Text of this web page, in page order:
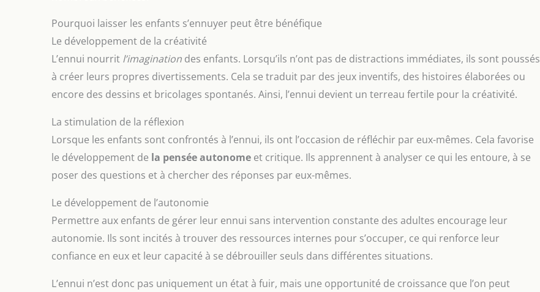
Pourquoi laisser les enfants s’ennuyer peut être bénéfique
Le développement de la créativité
L’ennui nourrit l’imagination des enfants. Lorsqu’ils n’ont pas de distractions immédiates, ils sont poussés
à créer leurs propres divertissements. Cela se traduit par des jeux inventifs, des histoires élaborées ou
encore des dessins et bricolages spontanés. Ainsi, l’ennui devient un terreau fertile pour la créativité.
La stimulation de la réflexion
Lorsque les enfants sont confrontés à l’ennui, ils ont l’occasion de réfléchir par eux-mêmes. Cela favorise
le développement de la pensée autonome et critique. Ils apprennent à analyser ce qui les entoure, à se
poser des questions et à chercher des réponses par eux-mêmes.
Le développement de l’autonomie
Permettre aux enfants de gérer leur ennui sans intervention constante des adultes encourage leur
autonomie. Ils sont incités à trouver des ressources internes pour s’occuper, ce qui renforce leur
confiance en eux et leur capacité à se débrouiller seuls dans différentes situations.
L’ennui n’est donc pas uniquement un état à fuir, mais une opportunité de croissance que l’on peut